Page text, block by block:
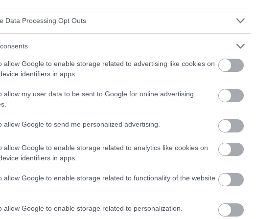
Data Processing Opt Outs
allow Google to enable storage related to advertising like cookies on
identifiers in apps.
allow my user data to be sent to Google for online advertising
allow Google to send me personalized advertising.
allow Google to enable storage related to analytics like cookies on
identifiers in apps.
allow Google to enable storage related to functionality of the website
allow Google to enable storage related to personalization.
los propios impulsos, emociones,
a largo plazo. Es una habilidad que requiere
la autodisciplina puede reportar muchos
trabajo, un estilo de vida más saludable, mejores
vital. En este artículo, hablaremos de
a reforzar su autodisciplina y alcanzar sus
las propias acciones, emociones y deseos para
capaz de emprender acciones que estén en